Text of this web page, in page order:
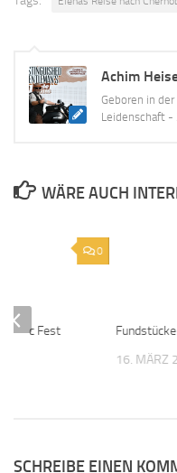
Achim
Geboren in
Leidenschaft -
WÄRE AUCH
Fundstücke
16. MÄRZ
0
Fest
SCHREIBE EINEN